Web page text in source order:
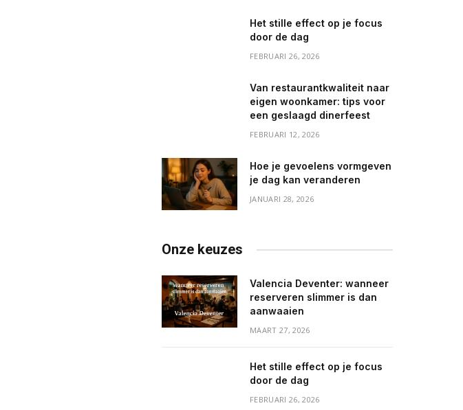
Het stille effect op je focus
door de dag
FEBRUARI 26, 2026
Van restaurantkwaliteit naar
eigen woonkamer: tips voor
een geslaagd dinerfeest
FEBRUARI 12, 2026
Hoe je gevoelens vormgeven
je dag kan veranderen
JANUARI 28, 2026
Onze keuzes
Valencia Deventer: wanneer
reserveren slimmer is dan
aanwaaien
MAART 27, 2026
Het stille effect op je focus
door de dag
FEBRUARI 26, 2026